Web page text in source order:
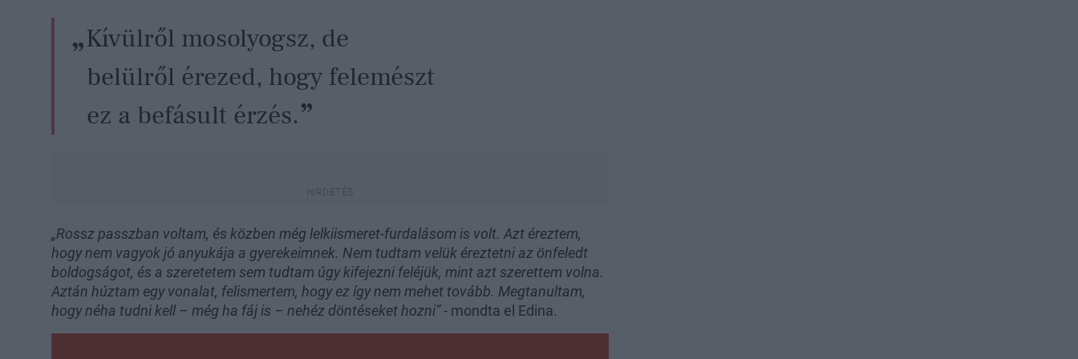
Kívülről mosolyogsz, de
belülről érezed, hogy felemészt
ez a befásult érzés.
„Rossz passzban voltam, és közben még lelkiismeret-furdalásom is volt. Azt éreztem,
hogy nem vagyok jó anyukája a gyerekeimnek. Nem tudtam velük éreztetni az önfeledt
boldogságot, és a szeretetem sem tudtam úgy kifejezni feléjük, mint azt szerettem volna.
Aztán húztam egy vonalat, felismertem, hogy ez így nem mehet tovább. Megtanultam,
hogy néha tudni kell – még ha fáj is – nehéz döntéseket hozni” - mondta el Edina.